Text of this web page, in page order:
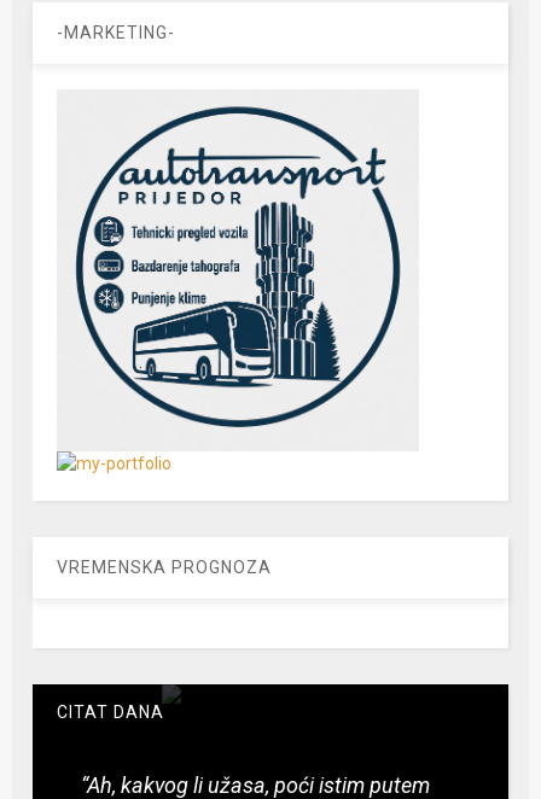
-MARKETING-
VREMENSKA PROGNOZA
CITAT DANA
“Ah, kakvog li užasa, poći istim putem